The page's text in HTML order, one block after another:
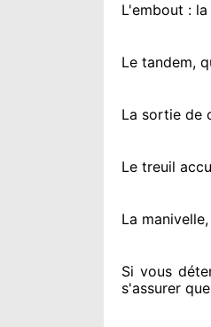
L'embout :
Le tandem,
La sortie de
Le treuil
La
Si vous
s'assurer